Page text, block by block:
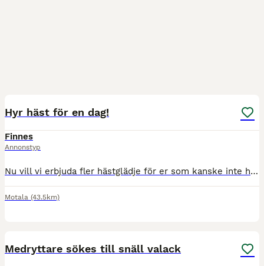
Hyr häst för en dag!
Finnes
Annonstyp
Nu vill vi erbjuda fler hästglädje för er som kanske inte har den möjligheten! Två snäll hästar som man kan hyra för en dag! Vi kommer alltid vara med under tiden. Pris: 200kr/dag/pp. Ingår i hy
Motala (43.5km)
Medryttare sökes till snäll valack